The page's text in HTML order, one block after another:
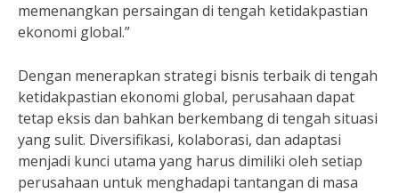
memenangkan persaingan di tengah ketidakpastian
ekonomi global.”
Dengan menerapkan strategi bisnis terbaik di tengah
ketidakpastian ekonomi global, perusahaan dapat
tetap eksis dan bahkan berkembang di tengah situasi
yang sulit. Diversifikasi, kolaborasi, dan adaptasi
menjadi kunci utama yang harus dimiliki oleh setiap
perusahaan untuk menghadapi tantangan di masa